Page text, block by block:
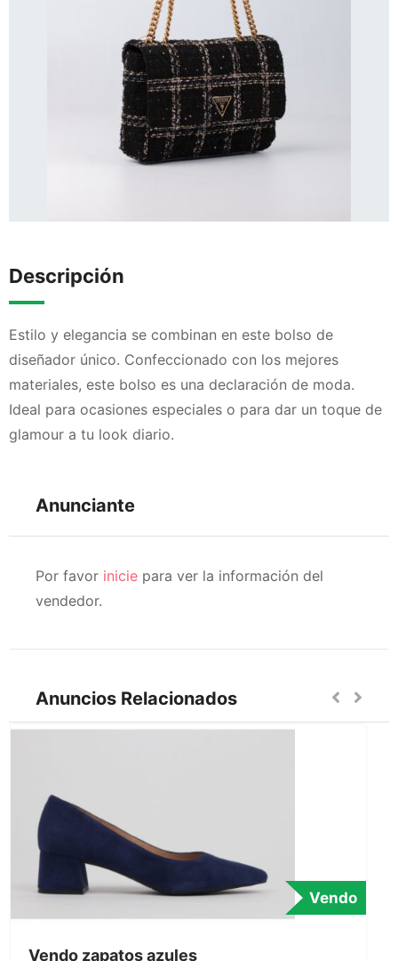
Descripción
Estilo y elegancia se combinan en este bolso de
diseñador único. Confeccionado con los mejores
materiales, este bolso es una declaración de moda.
Ideal para ocasiones especiales o para dar un toque de
glamour a tu look diario.
Anunciante
Por favor inicie para ver la información del
vendedor.
Anuncios Relacionados
Vendo
Vendo zapatos azules